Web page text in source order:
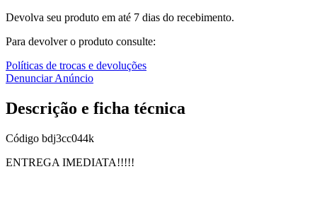
Devolva seu produto em até 7 dias do recebimento.
Para devolver o produto consulte:
Políticas de trocas e devoluções
Denunciar Anúncio
Descrição e ficha técnica
Código bdj3cc044k
ENTREGA IMEDIATA!!!!!